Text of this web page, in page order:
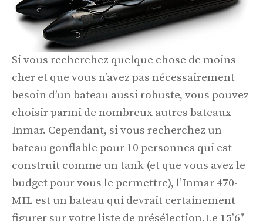
Si vous recherchez quelque chose de moins
cher et que vous n’avez pas nécessairement
besoin d’un bateau aussi robuste, vous pouvez
choisir parmi de nombreux autres bateaux
Inmar. Cependant, si vous recherchez un
bateau gonflable pour 10 personnes qui est
construit comme un tank (et que vous avez le
budget pour vous le permettre), l’Inmar 470-
MIL est un bateau qui devrait certainement